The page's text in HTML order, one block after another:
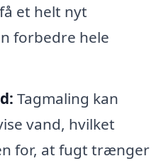
et helt nyt
forbedre hele
Tagmaling kan
vand, hvilket
for, at fugt trænger